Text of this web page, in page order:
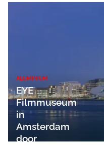
ALUMINIUM
EYE
Filmmuseum
in
Amsterdam
door